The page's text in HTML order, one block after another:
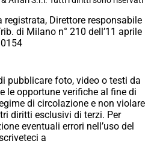
Direttore responsabile
di Milano n° 210 dell’11 aprile
pubblicare foto, video o testi da
le opportune verifiche al fine di
di circolazione e non violare
diritti esclusivi di terzi. Per
eventuali errori nell’uso del
a